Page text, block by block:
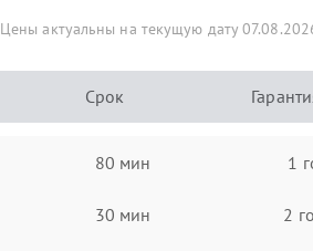
Цены актуальны на текущую дату
Срок
80 мин 1
30 мин 2